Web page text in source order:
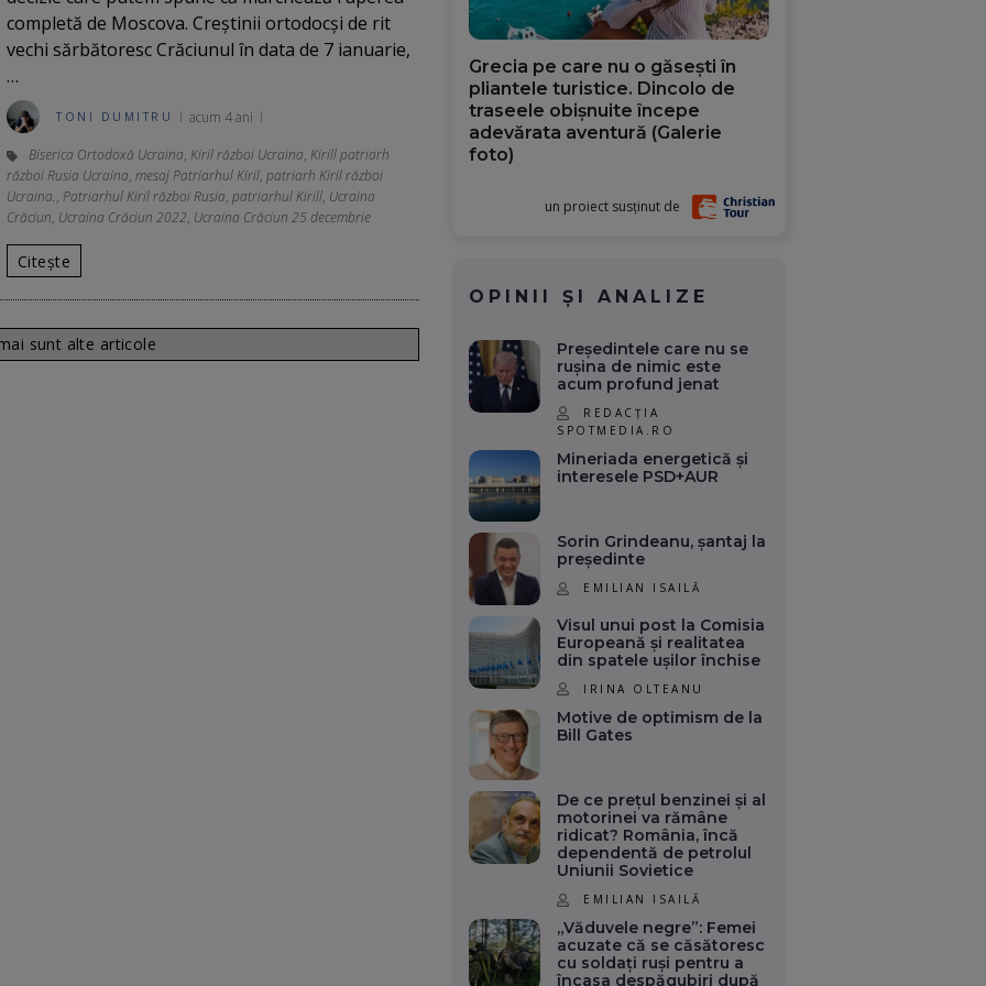
completă de Moscova. Creştinii ortodocşi de rit
vechi sărbătoresc Crăciunul în data de 7 ianuarie,
…
TONI DUMITRU acum 4 ani
Biserica Ortodoxă Ucraina, Kiril război Ucraina, Kirill patriarh
război Rusia Ucraina, mesaj Patriarhul Kiril, patriarh Kiril război
Ucraina., Patriarhul Kiril război Rusia, patriarhul Kirill, Ucraina
Crăciun, Ucraina Crăciun 2022, Ucraina Crăciun 25 decembrie
Citește
sunt alte articole
Grecia pe care nu o găsești în
pliantele turistice. Dincolo de
traseele obișnuite începe
adevărata aventură (Galerie
foto)
un proiect susținut de
OPINII ȘI ANALIZE
Președintele care nu se
rușina de nimic este
acum profund jenat
REDACȚIA
SPOTMEDIA.RO
Mineriada energetică și
interesele PSD+AUR
Sorin Grindeanu, șantaj la
președinte
EMILIAN ISAILĂ
Visul unui post la Comisia
Europeană și realitatea
din spatele ușilor închise
IRINA OLTEANU
Motive de optimism de la
Bill Gates
De ce prețul benzinei și al
motorinei va rămâne
ridicat? România, încă
dependentă de petrolul
Uniunii Sovietice
EMILIAN ISAILĂ
„Văduvele negre”: Femei
acuzate că se căsătoresc
cu soldați ruși pentru a
încasa despăgubiri după